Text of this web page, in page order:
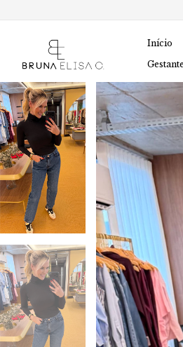
Início
Gestante